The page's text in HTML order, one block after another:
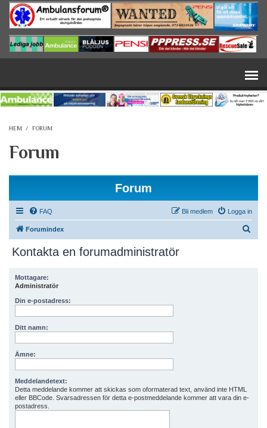
Hoppa till huvudinnehåll
HEM / FORUM
Forum